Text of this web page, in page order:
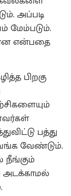
அப்படி
மேம்படும்.
என்பதை
பிறகு
பத்து
வேண்டும்.
நீங்கும்
அடக்காமல்